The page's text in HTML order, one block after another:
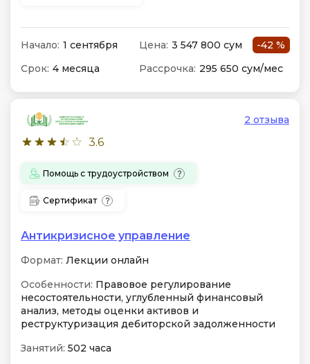
Начало: 1 сентября Цена: 3 547 800 сум
-42 %
Срок: 4 месяца Рассрочка: 295 650 сум/мес
3.6
2 отзыва
Помощь с трудоустройством
Сертификат
Антикризисное управление
Формат: Лекции онлайн
Особенности: Правовое регулирование
несостоятельности, углубленный финансовый
анализ, методы оценки активов и
реструктуризация дебиторской задолженности
Занятий: 502 часа